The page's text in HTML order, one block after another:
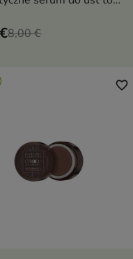
8,00 €
favorite_border